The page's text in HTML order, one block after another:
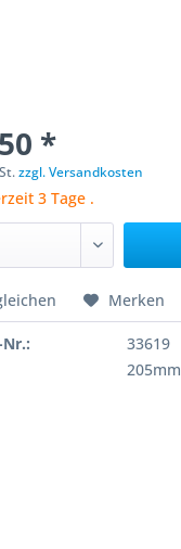
*
zzgl. Versandkosten
3 Tage .
Merken
33619
205mm